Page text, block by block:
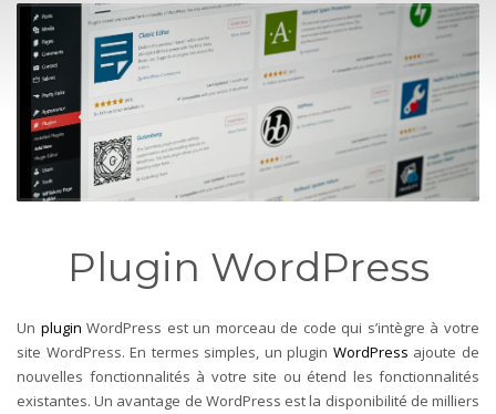
Plugin WordPress
Un plugin WordPress est un morceau de code qui s’intègre à votre
site WordPress. En termes simples, un plugin WordPress ajoute de
nouvelles fonctionnalités à votre site ou étend les fonctionnalités
existantes.Un avantage de WordPress est la disponibilité de milliers